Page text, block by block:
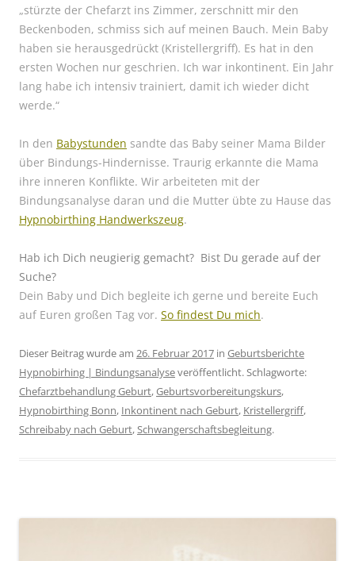
„stürzte der Chefarzt ins Zimmer, zerschnitt mir den
Beckenboden, schmiss sich auf meinen Bauch. Mein Baby
haben sie herausgedrückt (Kristellergriff). Es hat in den
ersten Wochen nur geschrien. Ich war inkontinent. Ein Jahr
lang habe ich intensiv trainiert, damit ich wieder dicht
werde.“
In den Babystunden sandte das Baby seiner Mama Bilder
über Bindungs-Hindernisse. Traurig erkannte die Mama
ihre inneren Konflikte. Wir arbeiteten mit der
Bindungsanalyse daran und die Mutter übte zu Hause das
Hypnobirthing Handwerkszeug.
Hab ich Dich neugierig gemacht? Bist Du gerade auf der
Suche?
Dein Baby und Dich begleite ich gerne und bereite Euch
auf Euren großen Tag vor. So findest Du mich.
Dieser Beitrag wurde am 26. Februar 2017 in Geburtsberichte
Hypnobirhing | Bindungsanalyseveröffentlicht. Schlagworte:
Chefarztbehandlung Geburt,Geburtsvorbereitungskurs,
Hypnobirthing Bonn, Inkontinent nach Geburt, Kristellergriff,
Schreibaby nach Geburt,Schwangerschaftsbegleitung.